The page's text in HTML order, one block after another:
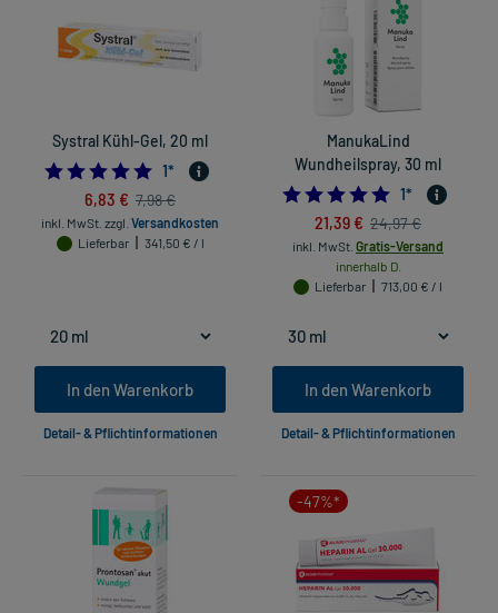
Systral Kühl-Gel, 20 ml
5.0
1*
6,83 € 7,98 €
inkl. MwSt. zzgl. Versandkosten
Lieferbar
341,50 € / l
In den Warenkorb
Detail- & Pflichtinformationen
ManukaLind
Wundheilspray, 30 ml
5.0
1*
21,39 € 24,97 €
inkl. MwSt. Gratis-Versand
innerhalb D.
Lieferbar
713,00 € / l
In den Warenkorb
Detail- & Pflichtinformationen
-47%*